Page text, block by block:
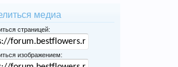
медиа
страницей:
изображением: